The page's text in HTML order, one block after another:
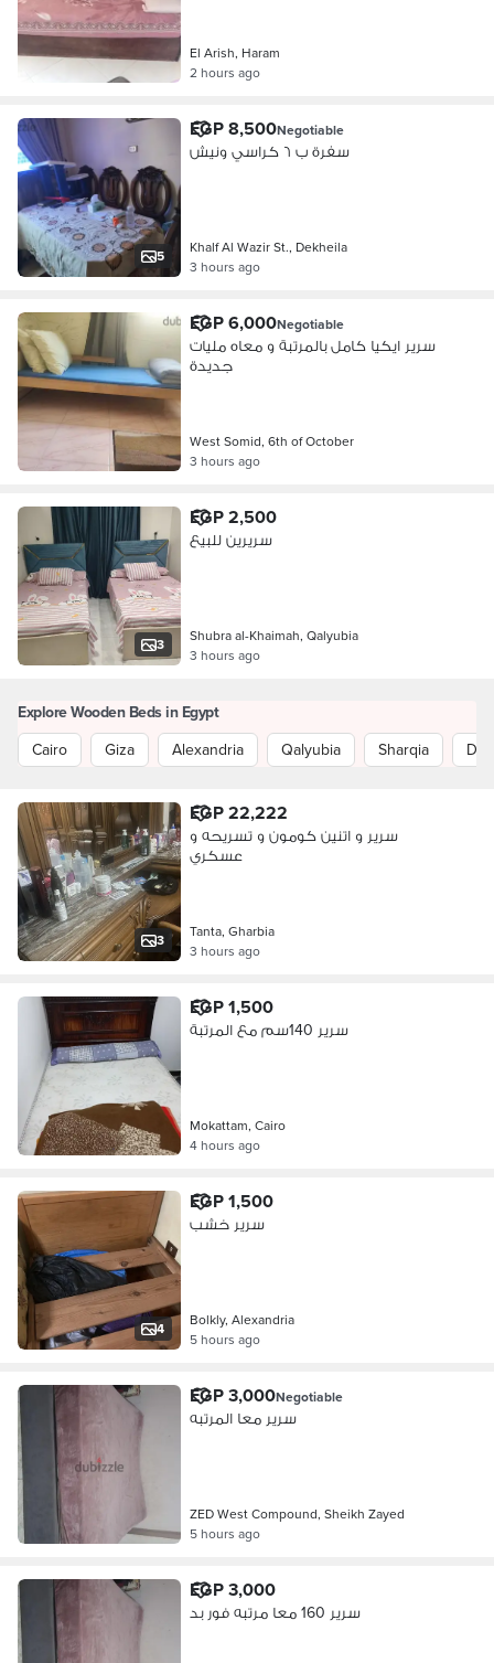
El Arish, Haram
2 hours ago
5
EGP 8,500Negotiable
سفرة ب ٦ كراسي ونيش
Khalf Al Wazir St., Dekheila
3 hours ago
EGP 6,000Negotiable
سرير ايكيا كامل بالمرتبة و معاه مليات
جديدة
West Somid, 6th of October
3 hours ago
3
EGP 2,500
سريرين للبيع
Shubra al-Khaimah, Qalyubia
3 hours ago
Explore Wooden Beds in Egypt
Cairo
Giza Alexandria Qalyubia Sharqia
3
EGP 22,222
سرير و اتنين كومون و تسريحه و
عسكري
Tanta, Gharbia
3 hours ago
EGP 1,500
سرير 140سم مع المرتبة
Mokattam, Cairo
4 hours ago
4
EGP 1,500
سرير خشب
Bolkly, Alexandria
5 hours ago
EGP 3,000Negotiable
سرير معا المرتبه
ZED West Compound, Sheikh Zayed
5 hours ago
EGP 3,000
سرير 160 معا مرتبه فور بد